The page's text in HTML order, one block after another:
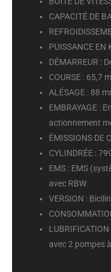
CAPACITÉ DE
PUISSANCE EN
DÉMARREUR :
COURSE : 65,7
ALÉSAGE : 88
EMBRAYAGE :
actionnement
ÉMISSIONS DE
CYLINDRÉE :
EMS : EMS
avec RBW
VERSION :
LUBRIFICATION
avec 2 pompes